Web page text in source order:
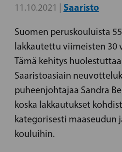
11.10.2021 | Saaristo
Suomen peruskouluista
lakkautettu viimeisten 30
Tämä kehitys
Saaristoasiain
puheenjohtajaa Sandra
koska lakkautukset
kategorisesti maaseudun
kouluihin.